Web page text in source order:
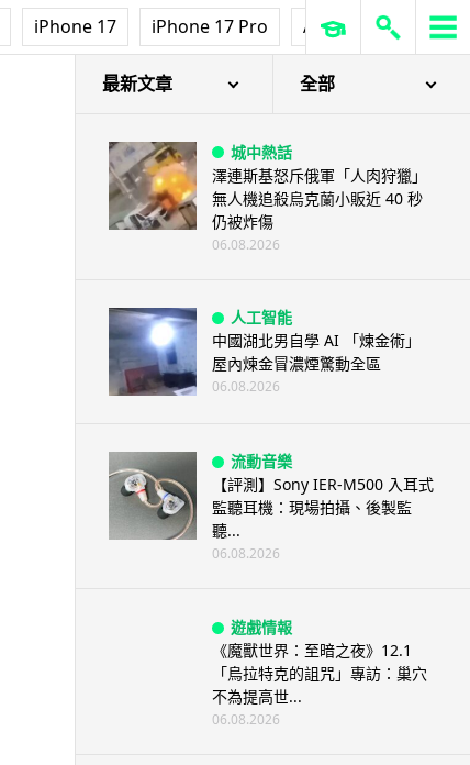
iPhone 17 iPhone 17 Pro AirPods Pro 3
最新文章 全部
城中熱話
澤連斯基怒斥俄軍「人肉狩獵」
無人機追殺烏克蘭小販近 40 秒
仍被炸傷
06.08.2026
人工智能
中國湖北男自學 AI 「煉金術」
屋內煉金冒濃煙驚動全區
06.08.2026
流動音樂
【評測】Sony IER-M500 入耳式
監聽耳機：現場拍攝、後製監
聽...
06.08.2026
遊戲情報
《魔獸世界：至暗之夜》12.1
「烏拉特克的詛咒」專訪：巢穴
不為提高世...
06.08.2026